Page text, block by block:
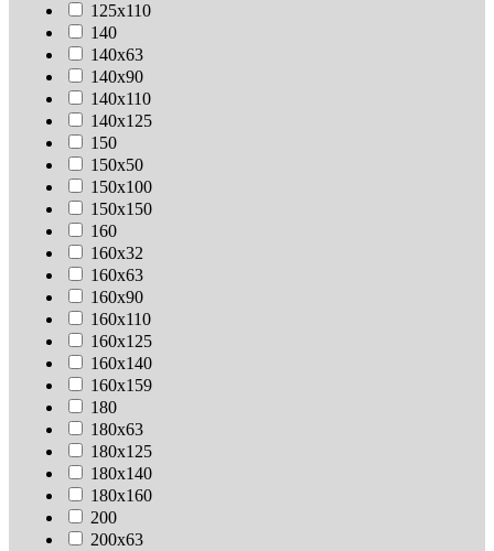
125х110
140
140х63
140х90
140х110
140х125
150
150х50
150х100
150х150
160
160х32
160х63
160х90
160х110
160х125
160х140
160х159
180
180х63
180х125
180х140
180х160
200
200х63